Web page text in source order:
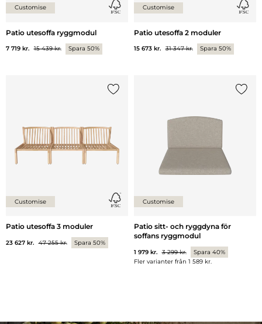
Customise
Patio utesoffa ryggmodul
7 719 kr. 15 439 kr. Spara 50%
Customise
Patio utesoffa 2 moduler
15 673 kr. 31 347 kr. Spara 50%
Customise
Patio utesoffa 3 moduler
23 627 kr. 47 255 kr. Spara 50%
Customise
Patio sitt- och ryggdyna för
soffans ryggmodul
1 979 kr. 3 299 kr.
Spara 40%
Fler varianter från 1 589 kr.